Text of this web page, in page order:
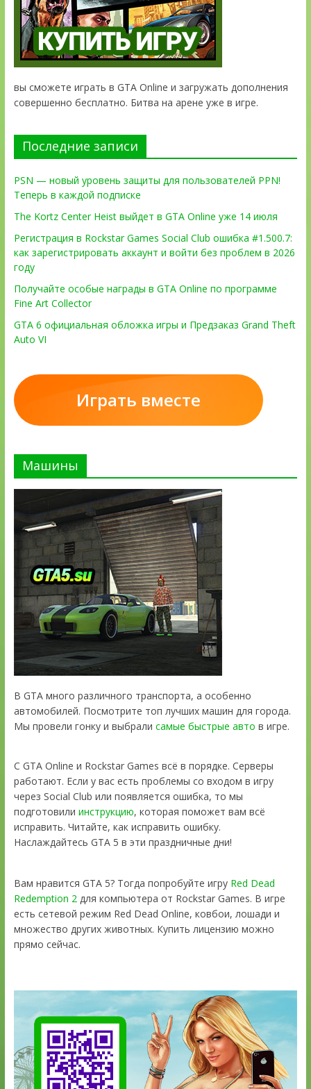
вы сможете играть в GTA Online и загружать дополнения
совершенно бесплатно. Битва на арене уже в игре.
Последние записи
PSN — новый уровень защиты для пользователей PPN!
Теперь в каждой подписке
The Kortz Center Heist выйдет в GTA Online уже 14 июля
Регистрация в Rockstar Games Social Club ошибка #1.500.7:
как зарегистрировать аккаунт и войти без проблем в 2026
году
Получайте особые награды в GTA Online по программе
Fine Art Collector
GTA 6 официальная обложка игры и Предзаказ Grand Theft
Auto VI
Играть вместе
Машины
В GTA много различного транспорта, а особенно
автомобилей. Посмотрите топ лучших машин для города.
Мы провели гонку и выбрали самые быстрые авто в игре.
С GTA Online и Rockstar Games всё в порядке. Серверы
работают. Если у вас есть проблемы со входом в игру
через Social Club или появляется ошибка, то мы
подготовили инструкцию, которая поможет вам всё
исправить. Читайте, как исправить ошибку.
Наслаждайтесь GTA 5 в эти праздничные дни!
Вам нравится GTA 5? Тогда попробуйте игру Red Dead
Redemption 2 для компьютера от Rockstar Games. В игре
есть сетевой режим Red Dead Online, ковбои, лошади и
множество других животных. Купить лицензию можно
прямо сейчас.